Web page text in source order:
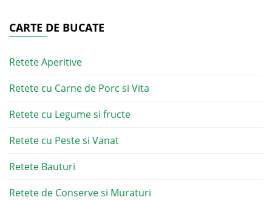
CARTE DE BUCATE
Retete Aperitive
Retete cu Carne de Porc si Vita
Retete cu Legume si fructe
Retete cu Peste si Vanat
Retete Bauturi
Retete de Conserve si Muraturi